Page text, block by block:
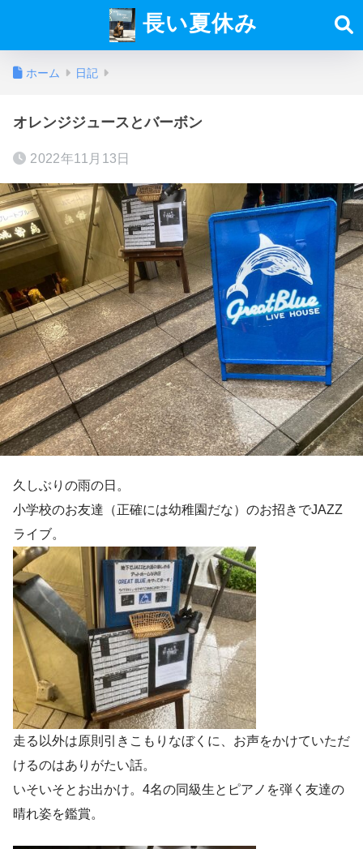
長い夏休み
ホーム 日記
オレンジジュースとバーボン
2022年11月13日
久しぶりの雨の日。
小学校のお友達（正確には幼稚園だな）のお招きでJAZZ
ライブ。
走る以外は原則引きこもりなぼくに、お声をかけていただ
けるのはありがたい話。
いそいそとお出かけ。4名の同級生とピアノを弾く友達の
晴れ姿を鑑賞。